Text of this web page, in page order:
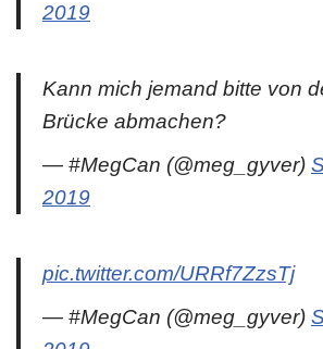
2019
Kann mich jemand bitte von
Brücke abmachen?
— #MegCan (@meg_gyver)
2019
pic.twitter.com/URRf7ZzsTj
— #MegCan (@meg_gyver)